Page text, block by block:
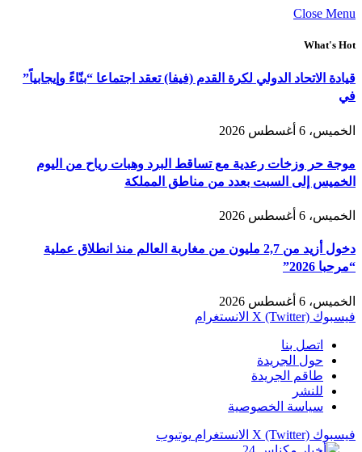
Close Menu
What's Hot
قيادة الاتحاد الدولي لكرة القدم (فيفا) تعقد اجتماعا “بنّاءً وإيجابياً”
في
الخميس، 6 أغسطس 2026
موجة حر وزخات رعدية مع تساقط البرد وهبات رياح من اليوم
الخميس إلى السبت بعدد من مناطق المملكة
الخميس، 6 أغسطس 2026
دخول أزيد من 2,7 مليون من مغاربة العالم منذ انطلاق عملية
“مرحبا 2026”
الخميس، 6 أغسطس 2026
فيسبوك X (Twitter) الانستغرام
اتصل بنا
حول الجريدة
طاقم الجريدة
للنشر
سياسة الخصوصية
فيسبوك X (Twitter) الانستغرام يوتيوب